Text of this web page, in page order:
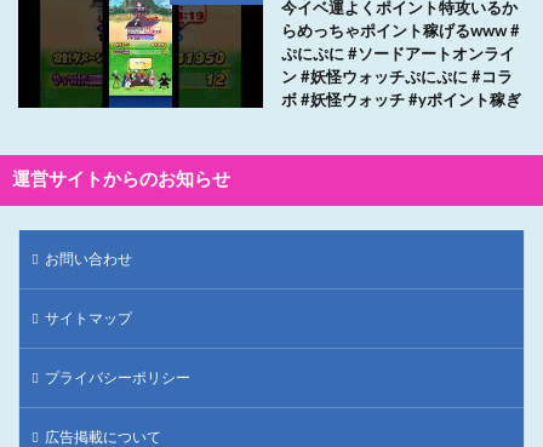
今イベ運よくポイント特攻いるか
らめっちゃポイント稼げるwww #
ぷにぷに #ソードアートオンライ
ン #妖怪ウォッチぷにぷに #コラ
ボ #妖怪ウォッチ #yポイント稼ぎ
運営サイトからのお知らせ
お問い合わせ
サイトマップ
プライバシーポリシー
広告掲載について